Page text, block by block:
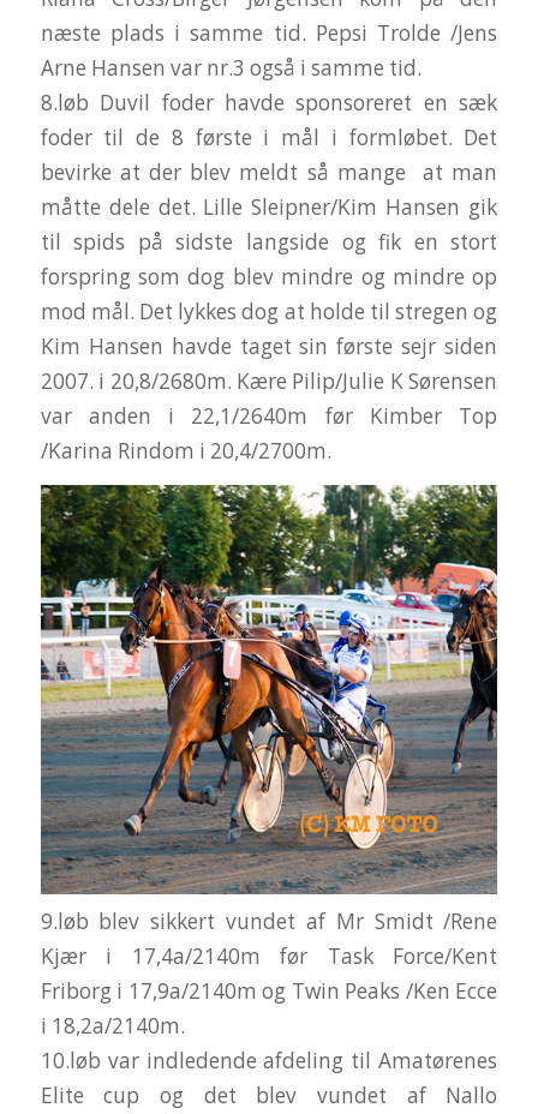
næste plads i samme tid. Pepsi Trolde /Jens
Arne Hansen var nr.3 også i samme tid.
8.løb Duvil foder havde sponsoreret en sæk
foder til de 8 første i mål i formløbet. Det
bevirke at der blev meldt så mange at man
måtte dele det. Lille Sleipner/Kim Hansen gik
til spids på sidste langside og fik en stort
forspring som dog blev mindre og mindre op
mod mål. Det lykkes dog at holde til stregen og
Kim Hansen havde taget sin første sejr siden
2007. i 20,8/2680m. Kære Pilip/Julie K Sørensen
var anden i 22,1/2640m før Kimber Top
/Karina Rindom i 20,4/2700m.
9.løb blev sikkert vundet af Mr Smidt /Rene
Kjær i 17,4a/2140m før Task Force/Kent
Friborg i 17,9a/2140m og Twin Peaks /Ken Ecce
i 18,2a/2140m.
10.løb var indledende afdeling til Amatørenes
Elite cup og det blev vundet af Nallo